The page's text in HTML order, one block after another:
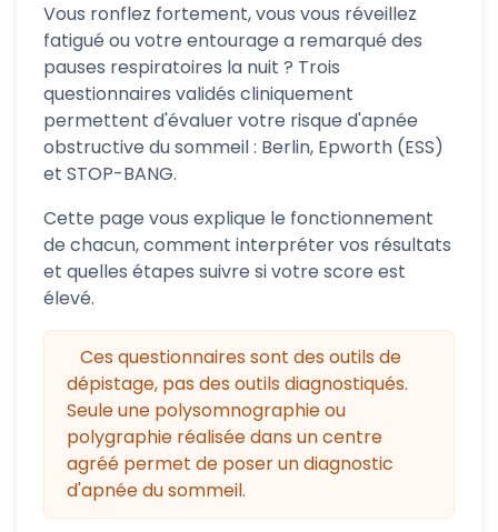
Vous ronflez fortement, vous vous réveillez
fatigué ou votre entourage a remarqué des
pauses respiratoires la nuit ? Trois
questionnaires validés cliniquement
permettent d'évaluer votre risque d'apnée
obstructive du sommeil : Berlin, Epworth (ESS)
et STOP-BANG.
Cette page vous explique le fonctionnement
de chacun, comment interpréter vos résultats
et quelles étapes suivre si votre score est
élevé.
Ces questionnaires sont des outils de
dépistage, pas des outils diagnostiqués.
Seule une polysomnographie ou
polygraphie réalisée dans un centre
agréé permet de poser un diagnostic
d'apnée du sommeil.